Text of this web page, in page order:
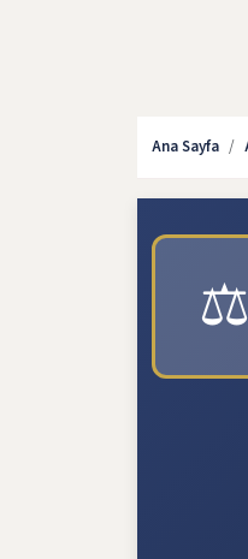
Ana Sayfa
⚖️